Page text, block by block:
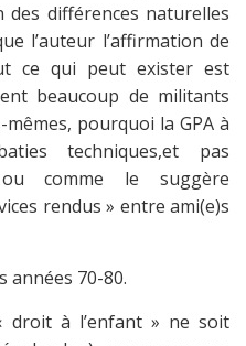
différences naturelles
l’auteur l’affirmation de
ce qui peut exister est
beaucoup de militants
pourquoi la GPA à
techniques,et pas
ou comme le suggère
rendus » entre ami(e)s
années 70-80.
droit à l’enfant » ne soit